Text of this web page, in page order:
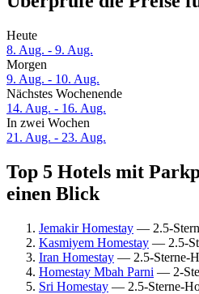
Heute
8. Aug. - 9. Aug.
Morgen
9. Aug. - 10. Aug.
Nächstes Wochenende
14. Aug. - 16. Aug.
In zwei Wochen
21. Aug. - 23. Aug.
Top 5 Hotels mit
einen Blick
Jemakir Homestay — 2.5-
Kasmiyem Homestay — 2.5-
Iran Homestay — 2.5-Sterne-
Homestay Mbah Parni — 2-
Sri Homestay — 2.5-Sterne-